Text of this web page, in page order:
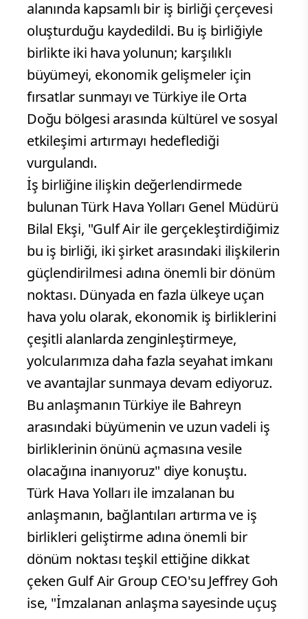
alanında kapsamlı bir iş birliği çerçevesi
oluşturduğu kaydedildi. Bu iş birliğiyle
birlikte iki hava yolunun; karşılıklı
büyümeyi, ekonomik gelişmeler için
fırsatlar sunmayı ve Türkiye ile Orta
Doğu bölgesi arasında kültürel ve sosyal
etkileşimi artırmayı hedeflediği
vurgulandı.
İş birliğine ilişkin değerlendirmede
bulunan Türk Hava Yolları Genel Müdürü
Bilal Ekşi, "Gulf Air ile gerçekleştirdiğimiz
bu iş birliği, iki şirket arasındaki ilişkilerin
güçlendirilmesi adına önemli bir dönüm
noktası. Dünyada en fazla ülkeye uçan
hava yolu olarak, ekonomik iş birliklerini
çeşitli alanlarda zenginleştirmeye,
yolcularımıza daha fazla seyahat imkanı
ve avantajlar sunmaya devam ediyoruz.
Bu anlaşmanın Türkiye ile Bahreyn
arasındaki büyümenin ve uzun vadeli iş
birliklerinin önünü açmasına vesile
olacağına inanıyoruz" diye konuştu.
Türk Hava Yolları ile imzalanan bu
anlaşmanın, bağlantıları artırma ve iş
birlikleri geliştirme adına önemli bir
dönüm noktası teşkil ettiğine dikkat
çeken Gulf Air Group CEO'su Jeffrey Goh
ise, "İmzalanan anlaşma sayesinde uçuş